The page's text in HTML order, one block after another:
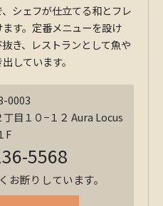
シェフが仕立てる和とフレ
す。定番メニューを設け
き、レストランとして魚や
しています。
0003
目１０−１２ Aura Locus
F
5568
断りしています。